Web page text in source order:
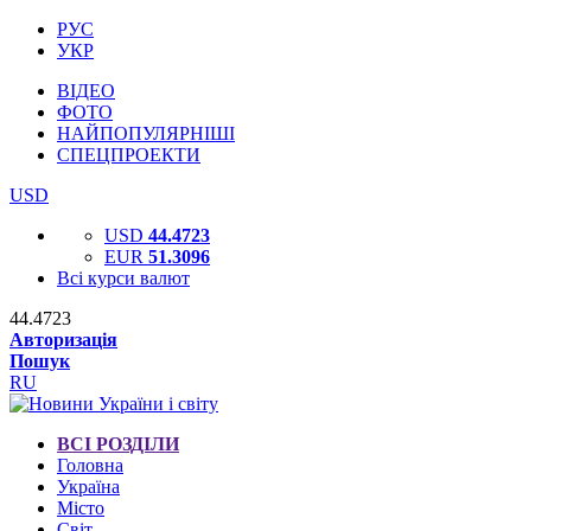
РУС
УКР
ВІДЕО
ФОТО
НАЙПОПУЛЯРНІШІ
СПЕЦПРОЕКТИ
USD
USD 44.4723
EUR 51.3096
Всі курси валют
44.4723
Авторизація
Пошук
RU
ВСІ РОЗДІЛИ
Головна
Україна
Місто